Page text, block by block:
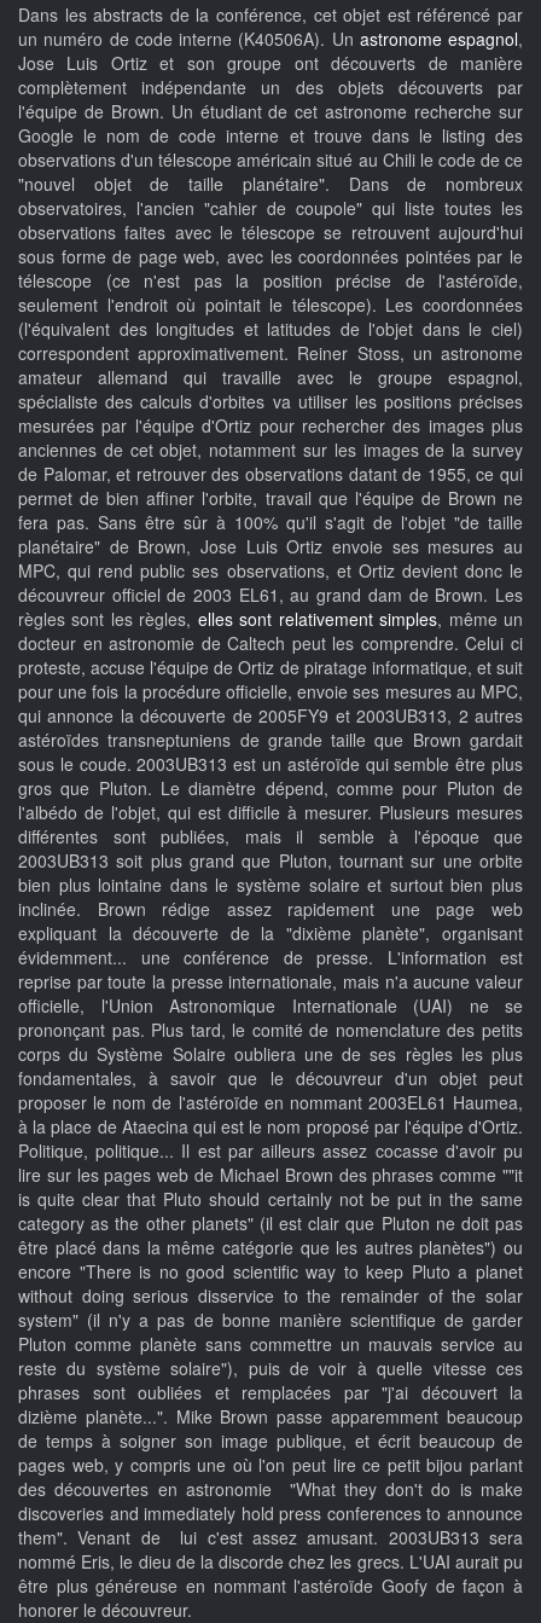
Dans les abstracts de la conférence, cet objet est référencé par
un numéro de code interne (K40506A). Un astronome espagnol,
Jose Luis Ortiz et son groupe ont découverts de manière
complètement indépendante un des objets découverts par
l'équipe de Brown. Un étudiant de cet astronome recherche sur
Google le nom de code interne et trouve dans le listing des
observations d'un télescope américain situé au Chili le code de ce
"nouvel objet de taille planétaire". Dans de nombreux
observatoires, l'ancien "cahier de coupole" qui liste toutes les
observations faites avec le télescope se retrouvent aujourd'hui
sous forme de page web, avec les coordonnées pointées par le
télescope (ce n'est pas la position précise de l'astéroïde,
seulement l'endroit où pointait le télescope). Les coordonnées
(l'équivalent des longitudes et latitudes de l'objet dans le ciel)
correspondent approximativement. Reiner Stoss, un astronome
amateur allemand qui travaille avec le groupe espagnol,
spécialiste des calculs d'orbites va utiliser les positions précises
mesurées par l'équipe d'Ortiz pour rechercher des images plus
anciennes de cet objet, notamment sur les images de la survey
de Palomar, et retrouver des observations datant de 1955, ce qui
permet de bien affiner l'orbite, travail que l'équipe de Brown ne
fera pas. Sans être sûr à 100% qu'il s'agit de l'objet "de taille
planétaire" de Brown, Jose Luis Ortiz envoie ses mesures au
MPC, qui rend public ses observations, et Ortiz devient donc le
découvreur officiel de 2003 EL61, au grand dam de Brown. Les
règles sont les règles, elles sont relativement simples, même un
docteur en astronomie de Caltech peut les comprendre. Celui ci
proteste, accuse l'équipe de Ortiz de piratage informatique, et suit
pour une fois la procédure officielle, envoie ses mesures au MPC,
qui annonce la découverte de 2005FY9 et 2003UB313, 2 autres
astéroïdes transneptuniens de grande taille que Brown gardait
sous le coude. 2003UB313 est un astéroïde qui semble être plus
gros que Pluton. Le diamètre dépend, comme pour Pluton de
l'albédo de l'objet, qui est difficile à mesurer. Plusieurs mesures
différentes sont publiées, mais il semble à l'époque que
2003UB313 soit plus grand que Pluton, tournant sur une orbite
bien plus lointaine dans le système solaire et surtout bien plus
inclinée. Brown rédige assez rapidement une page web
expliquant la découverte de la "dixième planète", organisant
évidemment... une conférence de presse. L'information est
reprise par toute la presse internationale, mais n'a aucune valeur
officielle, l'Union Astronomique Internationale (UAI) ne se
prononçant pas. Plus tard, le comité de nomenclature des petits
corps du Système Solaire oubliera une de ses règles les plus
fondamentales, à savoir que le découvreur d'un objet peut
proposer le nom de l'astéroïde en nommant 2003EL61 Haumea,
à la place de Ataecina qui est le nom proposé par l'équipe d'Ortiz.
Politique, politique... Il est par ailleurs assez cocasse d'avoir pu
lire sur les pages web de Michael Brown des phrases comme ""it
is quite clear that Pluto should certainly not be put in the same
category as the other planets" (il est clair que Pluton ne doit pas
être placé dans la même catégorie que les autres planètes") ou
encore "There is no good scientific way to keep Pluto a planet
without doing serious disservice to the remainder of the solar
system" (il n'y a pas de bonne manière scientifique de garder
Pluton comme planète sans commettre un mauvais service au
reste du système solaire"), puis de voir à quelle vitesse ces
phrases sont oubliées et remplacées par "j'ai découvert la
dizième planète...". Mike Brown passe apparemment beaucoup
de temps à soigner son image publique, et écrit beaucoup de
pages web, y compris une où l'on peut lire ce petit bijou parlant
des découvertes en astronomie "What they don't do is make
discoveries and immediately hold press conferences to announce
them". Venant de lui c'est assez amusant. 2003UB313 sera
nommé Eris, le dieu de la discorde chez les grecs. L'UAI aurait pu
être plus généreuse en nommant l'astéroïde Goofy de façon à
honorer le découvreur.